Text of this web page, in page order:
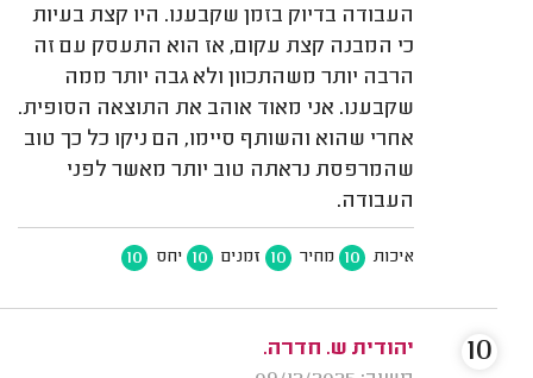
העבודה בדיוק בזמן שקבענו. היו קצת בעיות
כי המבנה קצת עקום, אז הוא התעסק עם זה
הרבה יותר משהתכוון ולא גבה יותר ממה
שקבענו. אני מאוד אוהב את התוצאה הסופית.
אחרי שהוא והשותף סיימו, הם ניקו כל כך טוב
שהמרפסת נראתה טוב יותר מאשר לפני
העבודה.
איכות 10 מחיר 10 זמנים 10 יחס 10
יהודית ש. חדרה.
10